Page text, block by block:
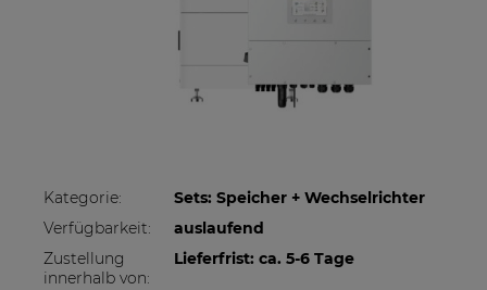
Kategorie:
Sets: Speicher + Wechselrichter
Verfügbarkeit:
auslaufend
Zustellung
innerhalb von:
Lieferfrist: ca. 5-6 Tage